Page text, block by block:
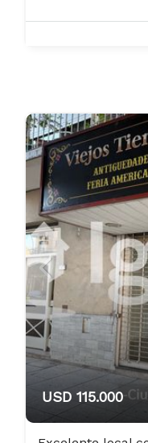
USD 115.000